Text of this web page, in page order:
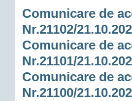
Comunicare de
Nr.21102/
Comunicare de
Nr.21101/
Comunicare de
Nr.21100/